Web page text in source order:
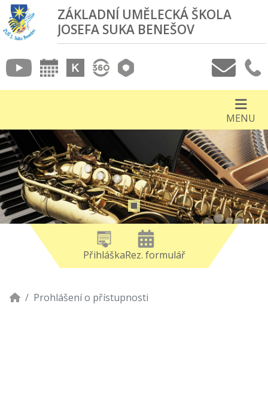
ZÁKLADNÍ UMĚLECKÁ ŠKOLA
JOSEFA SUKA BENEŠOV
MENU
PřihláškaRez. formulář
Prohlášení o přístupnosti